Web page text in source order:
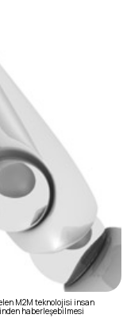
M2M teknolojisi insan
haberleşebilmesi